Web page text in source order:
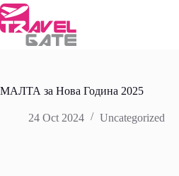
Skip
to
content
МАЛТА за Нова Година 2025
24 Oct 2024 Uncategorized